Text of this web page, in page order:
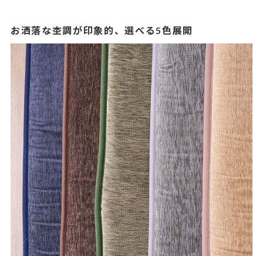
お洒落な杢調が印象的、選べる5色展開